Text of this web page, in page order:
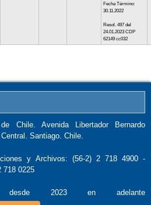
Fecha Término:
30.11.2022
Resol. 497 del
24.01.2023 CDP
62149 cc032
Chile. Avenida Libertador Bernardo
Santiago. Chile.
y Archivos: (56-2) 2 718 4900 -
718 0225
desde 2023 en adelante